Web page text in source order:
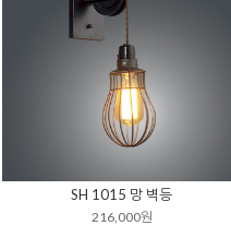
SH 1015 망 벽등
216,000원